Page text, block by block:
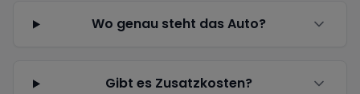
Wo genau steht das Auto?
Gibt es Zusatzkosten?